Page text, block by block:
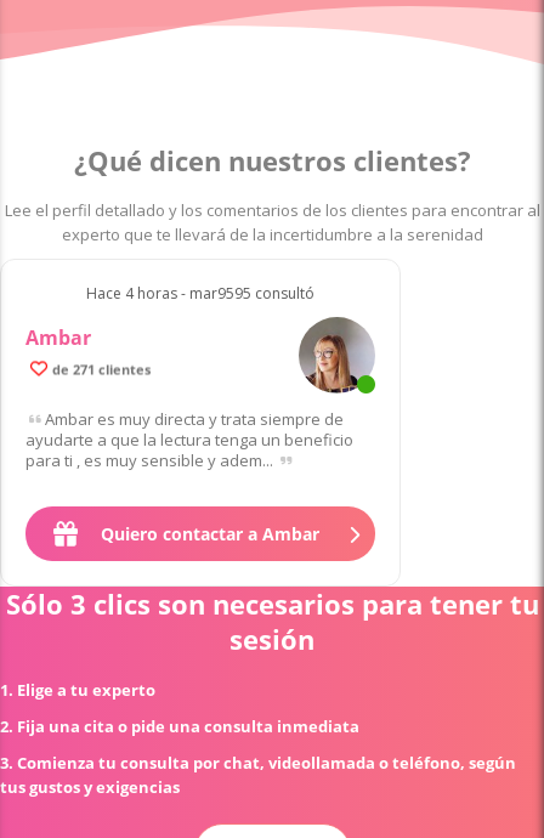
¿Qué dicen nuestros clientes?
Lee el perfil detallado y los comentarios de los clientes para encontrar al
experto que te llevará de la incertidumbre a la serenidad
Hace 4 horas - mar9595 consultó
Ambar
99.8% de clientes satisfechos
de 271 clientes
Ambar es muy directa y trata siempre de
ayudarte a que la lectura tenga un beneficio
para ti , es muy sensible y adem...
Quiero contactar a Ambar
Sólo 3 clics son necesarios para tener tu
sesión
1. Elige a tu experto
2. Fija una cita o pide una consulta inmediata
3. Comienza tu consulta por chat, videollamada o teléfono, según
tus gustos y exigencias